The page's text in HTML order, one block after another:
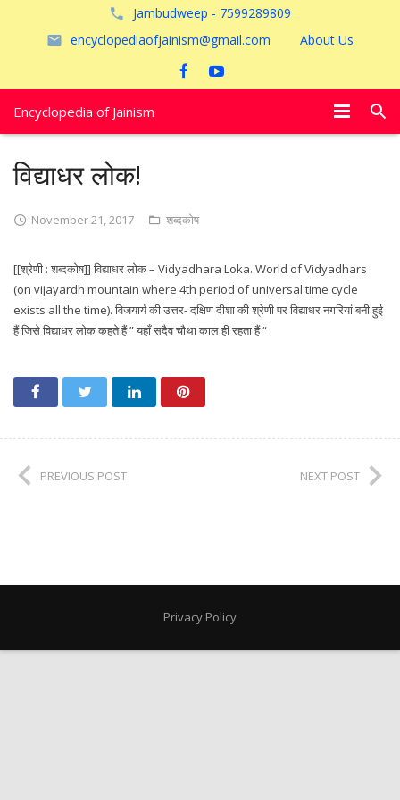
Jambudweep - 7599289809
encyclopediaofjainism@gmail.com
About Us
Encyclopedia of Jainism
अयोध्या
विद्याधर लोक!
November 21, 2017 शब्दकोष
[[श्रेणी : शब्दकोष]] विद्याधर लोक – Vidyadhara Loka. World of Vidyadhars
(on vijayardh mountain where 4th period of universal time cycle
exists all the time). विजयार्य की उत्तर- दक्षिण दीशा की श्रेणी पर विद्याधर नगरियां बनी हुई
हैं जिसे विद्याधर लोक कहते हैं ” यहाँ सदैव चौथा काल ही रहता हैं “
PREVIOUS POST NEXT POST
Privacy Policy